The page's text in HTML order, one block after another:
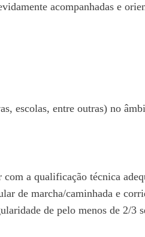
acompanhadas e
escolas, entre outras) no
a qualificação técnica
de marcha/caminhada e
de pelo menos de 2/3